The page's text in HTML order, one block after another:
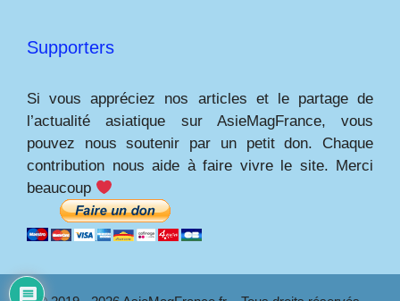
Supporters
Si vous appréciez nos articles et le partage de
l’actualité asiatique sur AsieMagFrance, vous
pouvez nous soutenir par un petit don. Chaque
contribution nous aide à faire vivre le site. Merci
beaucoup